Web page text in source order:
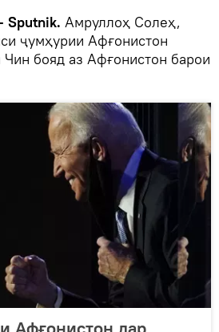
Амруллоҳ Солеҳ,
ҷумҳурии Афғонистон
Чин бояд аз Афғонистон барои